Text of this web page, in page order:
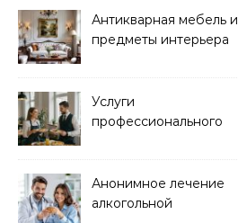
Антикварная мебель и
предметы интерьера
Услуги
профессионального
формата
Анонимное лечение
алкогольной